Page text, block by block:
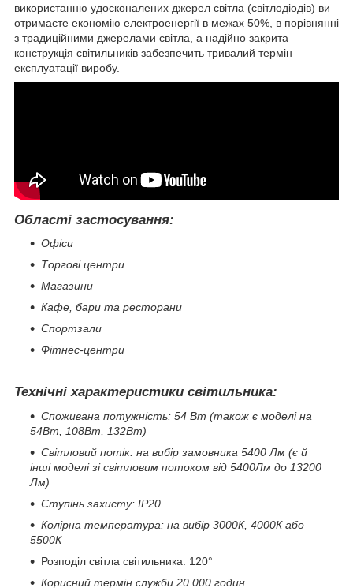
використанню удосконалених джерел світла (світлодіодів) ви
отримаєте економію електроенергії в межах 50%, в порівнянні
з традиційними джерелами світла, а надійно закрита
конструкція світильників забезпечить тривалий термін
експлуатації виробу.
Області застосування:
Офіси
Торгові центри
Магазини
Кафе, бари та ресторани
Спортзали
Фітнес-центри
Технічні характеристики світильника:
Споживана потужність: 54 Вт (також є моделі на
54Вт, 108Вт, 132Вт)
Світловий потік: на вибір замовника 5400 Лм (є й
інші моделі зі світловим потоком від 5400Лм до 13200
Лм)
Ступінь захисту: IP20
Колірна температура: на вибір 3000К, 4000К або
5500К
Розподіл світла світильника: 120°
Корисний термін служби 20 000 годин